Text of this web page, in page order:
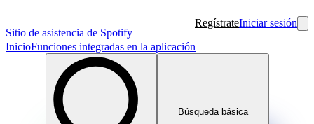
Sitio de asistencia de Spotify
RegístrateIniciar sesión
InicioFunciones integradas en la aplicación
Búsqueda básica